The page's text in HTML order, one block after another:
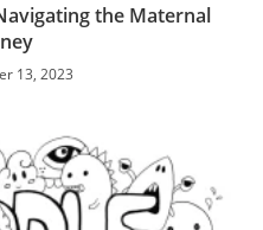
the Maternal
13, 2023